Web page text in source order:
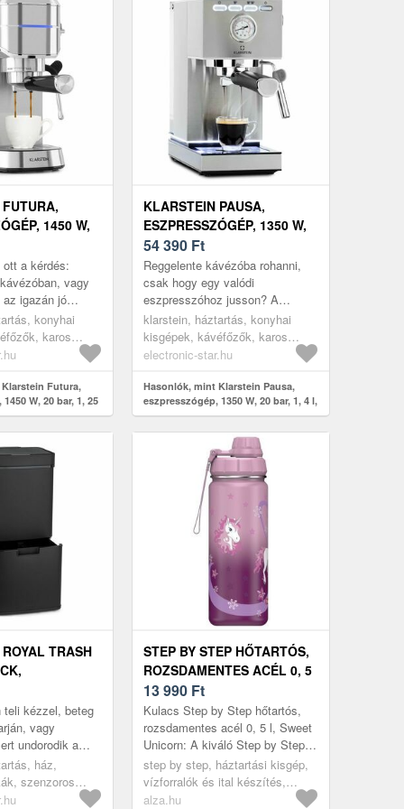
1450 W,
L,
ACÉL
ott a kérdés:
vagy
igazán jó
Klarstein Futura
az utóbbit tes...
konyhai
karos
Futura,
W, 20 bar, 1, 25
acél
KLARSTEIN PAUSA,
ESZPRESSZÓGÉP, 1350 W,
20 BAR, 1, 4 L,
ROZSDAMENTES ACÉL
54 390 Ft
Reggelente kávézóba rohanni,
csak hogy egy valódi
eszpresszóhoz jusson? A
Klarstein Pausa véget vet ennek
– 20 bar szivattyúnyomással és
1 350 W te...
klarstein, háztartás, konyhai
kisgépek, kávéfőzők, karos
kávéfőzők
electronic-star.hu
Hasonlók, mint Klarstein Pausa,
eszpresszógép, 1350 W, 20 bar, 1, 4 l,
rozsdamentes acél
TRASH
72 L,
ACÉL,
teli kézzel, beteg
vagy
undorodik a
– a
Trash pontosan
ház,
szenzoros
STEP BY STEP HŐTARTÓS,
ROZSDAMENTES ACÉL 0, 5
L, SWEET UNICORN
13 990 Ft
Kulacs Step by Step hőtartós,
rozsdamentes acél 0, 5 l, Sweet
Unicorn: A kiváló Step by Step
kulacs 0, 5 l térfogattal
büszkélkedhet, és tartós roz...
step by step, háztartási kisgép,
vízforralók és ital készítés,
palackok és kulacsok
alza.hu